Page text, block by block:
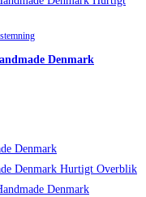
Denmark
Hurtigt Overblik